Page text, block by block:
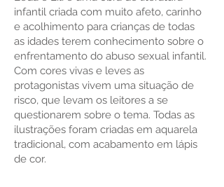
infantil criada com muito afeto, carinho
e acolhimento para crianças de todas
as idades terem conhecimento sobre o
enfrentamento do abuso sexual infantil.
Com cores vivas e leves as
protagonistas vivem uma situação de
risco, que levam os leitores a se
questionarem sobre o tema. Todas as
ilustrações foram criadas em aquarela
tradicional, com acabamento em lápis
de cor.